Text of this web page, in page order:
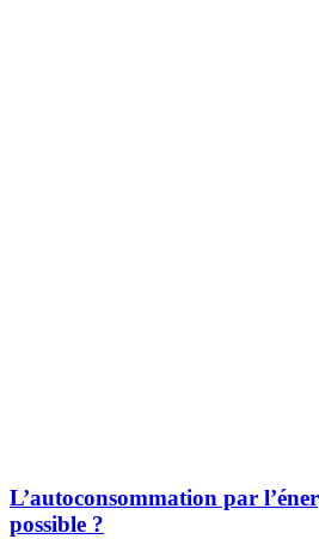
L’autoconsommation par
possible ?